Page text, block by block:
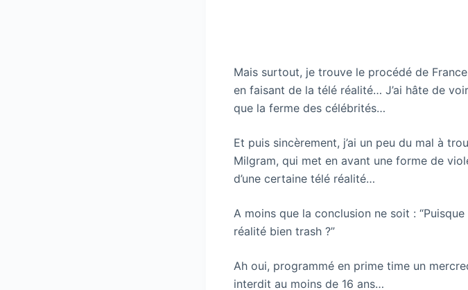
Mais surtout, je trouve le procédé de
en faisant de la télé réalité… J’ai hâte de
que la ferme des célébrités…
Et puis sincèrement, j’ai un peu du mal à
Milgram, qui met en avant une forme de
d’une certaine télé réalité…
A moins que la conclusion ne soit :
réalité bien trash ?”
Ah oui, programmé en prime time un
interdit au moins de 16 ans…